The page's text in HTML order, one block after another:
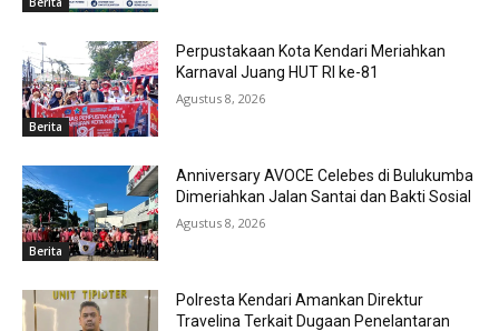
Berita
Perpustakaan Kota Kendari Meriahkan
Karnaval Juang HUT RI ke-81
Agustus 8, 2026
Berita
Anniversary AVOCE Celebes di Bulukumba
Dimeriahkan Jalan Santai dan Bakti Sosial
Agustus 8, 2026
Polresta Kendari Amankan Direktur
Travelina Terkait Dugaan Penelantaran